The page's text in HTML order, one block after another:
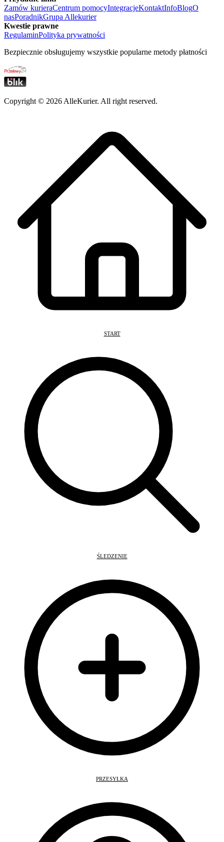
Zamów kurieraCentrum pomocyIntegracjeKontaktInfoBlogO
nasPoradnikGrupa Allekurier
Kwestie prawne
RegulaminPolityka prywatności
Bezpiecznie obsługujemy wszystkie popularne metody płatności
Copyright © 2026 AlleKurier. All right reserved.
START
ŚLEDZENIE
PRZESYŁKA